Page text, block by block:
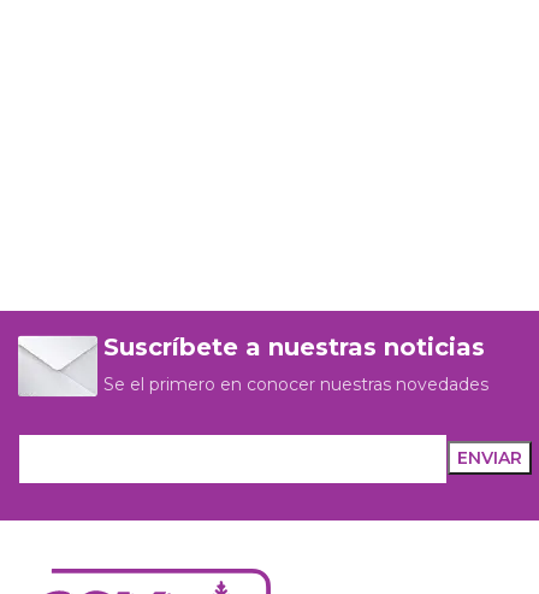
Suscríbete a nuestras noticias
Se el primero en conocer nuestras novedades